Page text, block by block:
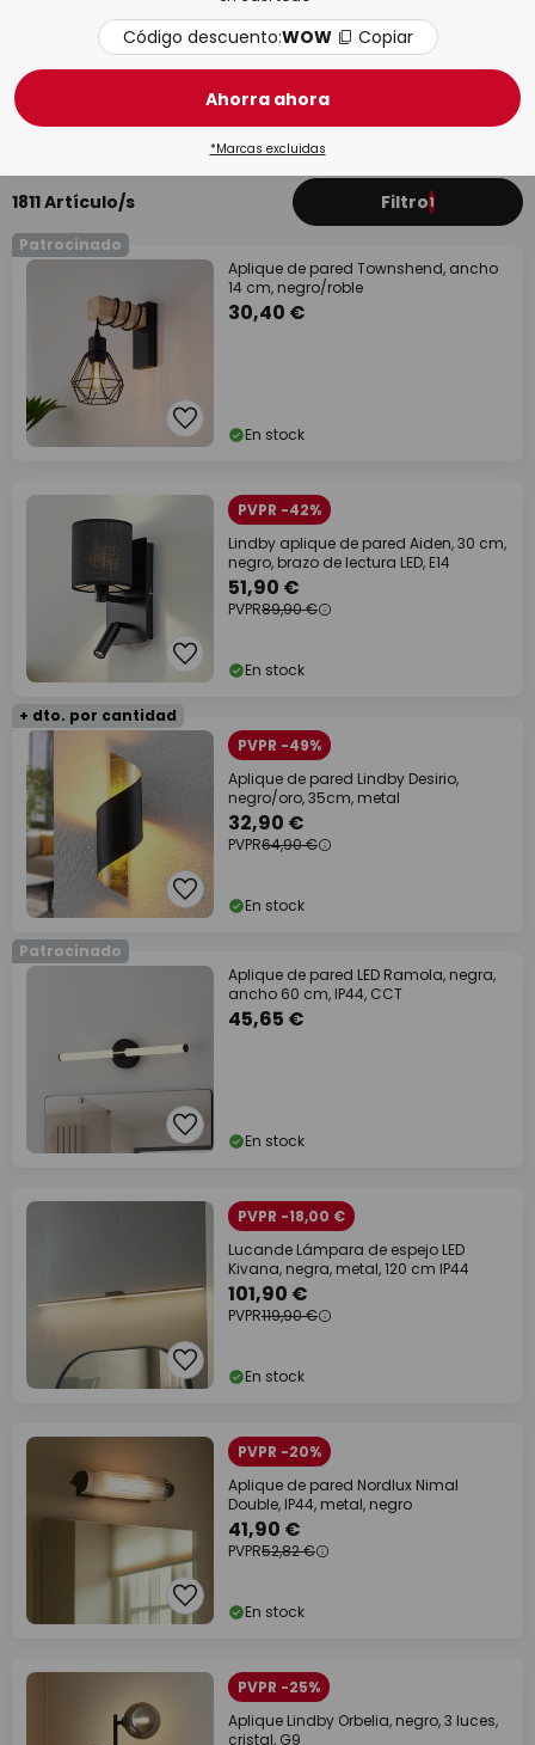
Salón / Sala de estar
1811 Artículo/s Filtro1
Patrocinado
Aplique de pared Townshend, ancho
14 cm, negro/roble
30,40 €
En stock
PVPR -42%
Lindby aplique de pared Aiden, 30 cm,
negro, brazo de lectura LED, E14
51,90 €
PVPR89,90 €
En stock
+ dto. por cantidad
PVPR -49%
Aplique de pared Lindby Desirio,
negro/oro, 35cm, metal
32,90 €
PVPR64,90 €
En stock
Patrocinado
Aplique de pared LED Ramola, negra,
ancho 60 cm, IP44, CCT
45,65 €
En stock
PVPR -18,00 €
Lucande Lámpara de espejo LED
Kivana, negra, metal, 120 cm IP44
101,90 €
PVPR119,90 €
En stock
PVPR -20%
Aplique de pared Nordlux Nimal
Double, IP44, metal, negro
41,90 €
PVPR52,82 €
En stock
PVPR -25%
Aplique Lindby Orbelia, negro, 3 luces,
cristal, G9
Código descuento:WOW Copiar
Ahorra ahora
*Marcas excluidas